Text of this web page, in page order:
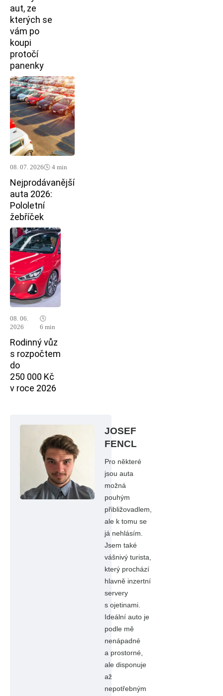
aut, ze
kterých se
vám po
koupi
protočí
panenky
08. 07. 2026🕓 4 min
Nejprodávanější
auta 2026:
Pololetní
žebříček
08. 06.
2026
🕓
6 min
Rodinný vůz
s rozpočtem
do
250 000 Kč
v roce 2026
JOSEF
FENCL
Pro některé
jsou auta
možná
pouhým
přibližovadlem,
ale k tomu se
já nehlásím.
Jsem také
vášnivý turista,
který prochází
hlavně inzertní
servery
s ojetinami.
Ideální auto je
podle mě
nenápadné
a prostorné,
ale disponuje
až
nepotřebným